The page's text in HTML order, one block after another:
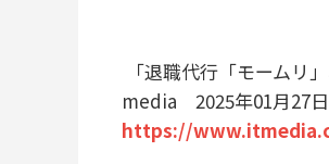
「退職代行「モームリ
media 2025年01月27日
https://